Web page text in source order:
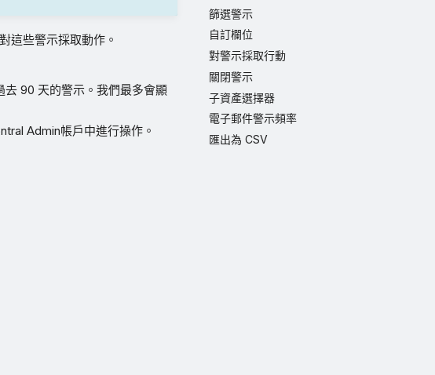
篩選警示
自訂欄位
對警示採取行動
關閉警示
子資產選擇器
電子郵件警示頻率
匯出為 CSV
這些警示採取動作。
去 90 天的警示。我們最多會顯
Admin帳戶中進行操作。